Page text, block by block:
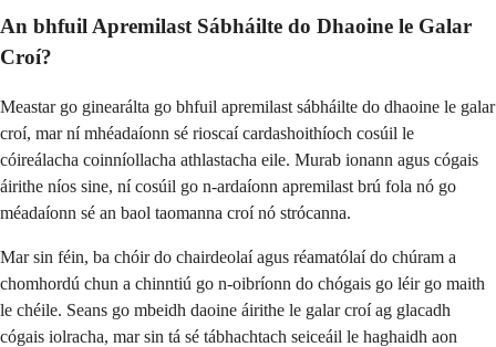
An bhfuil Apremilast Sábháilte do Dhaoine le Galar
Croí?
Meastar go ginearálta go bhfuil apremilast sábháilte do dhaoine le galar
croí, mar ní mhéadaíonn sé rioscaí cardashoithíoch cosúil le
cóireálacha coinníollacha athlastacha eile. Murab ionann agus cógais
áirithe níos sine, ní cosúil go n-ardaíonn apremilast brú fola nó go
méadaíonn sé an baol taomanna croí nó strócanna.
Mar sin féin, ba chóir do chairdeolaí agus réamatólaí do chúram a
chomhordú chun a chinntiú go n-oibríonn do chógais go léir go maith
le chéile. Seans go mbeidh daoine áirithe le galar croí ag glacadh
cógais iolracha, mar sin tá sé tábhachtach seiceáil le haghaidh aon